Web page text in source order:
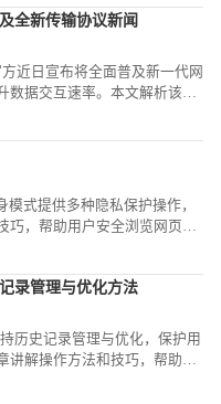
全新传输协议新闻
方近日宣布将全面普及新一代网
数据交互速率。本文解析该新
模式提供多种隐私保护操作，
巧，帮助用户安全浏览网页并
录管理与优化方法
历史记录管理与优化，保护用
讲解操作方法和技巧，帮助用